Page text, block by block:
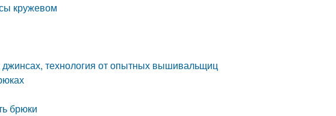
кружевом
технология от опытных вышивальщиц
брюки